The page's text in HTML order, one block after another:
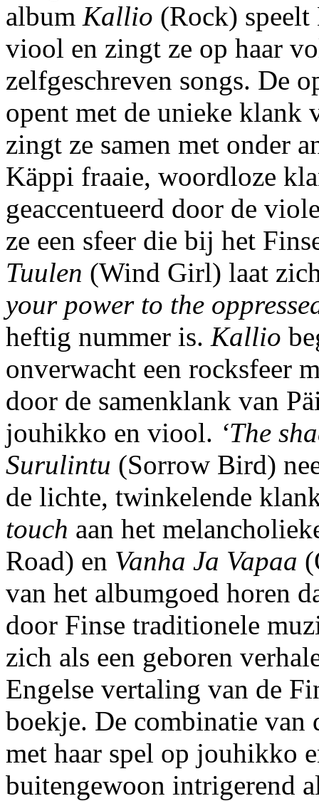
album Kallio (Rock)
viool en zingt ze op haar
zelfgeschreven songs. De
opent met de unieke klank
zingt ze samen met onder
Käppi fraaie, woordloze
geaccentueerd door de
ze een sfeer die bij het
Tuulen (Wind Girl) laat
your power to the
heftig nummer is. Kallio
onverwacht een rocksfeer
door de samenklank van
jouhikko en viool. ‘The
Surulintu (Sorrow Bird)
de lichte, twinkelende
touch aan het
Road) en Vanha Ja Vapaa
van het albumgoed horen
door Finse traditionele
zich als een geboren
Engelse vertaling van de
boekje. De combinatie van
met haar spel op jouhikko
buitengewoon intrigerend